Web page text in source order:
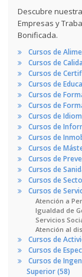
Descubre
Empresas y
Bonificada.
Cursos de
Cursos de
Cursos de
Cursos de
Cursos de
Cursos de
Cursos de
Cursos de
Cursos de
Cursos de
Cursos de
Cursos de
Cursos de
Cursos de
Atención a
Igualdad de
Servicios
Atención al
Cursos de
Cursos de
Cursos de
Superior (58)